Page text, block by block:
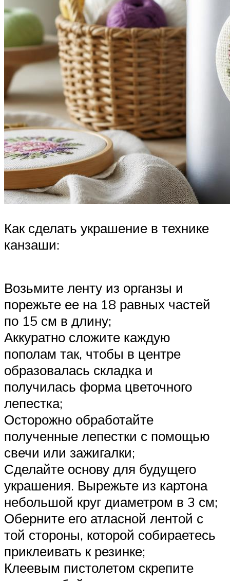
Как сделать украшение в технике
канзаши:
Возьмите ленту из органзы и
порежьте ее на 18 равных частей
по 15 см в длину;
Аккуратно сложите каждую
пополам так, чтобы в центре
образовалась складка и
получилась форма цветочного
лепестка;
Осторожно обработайте
полученные лепестки с помощью
свечи или зажигалки;
Сделайте основу для будущего
украшения. Вырежьте из картона
небольшой круг диаметром в 3 см;
Оберните его атласной лентой с
той стороны, которой собираетесь
приклеивать к резинке;
Клеевым пистолетом скрепите